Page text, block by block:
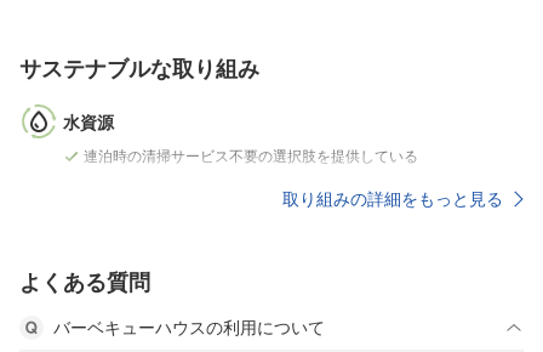
サステナブルな取り組み
水資源
連泊時の清掃サービス不要の選択肢を提供している
取り組みの詳細をもっと見る
よくある質問
バーベキューハウスの利用について